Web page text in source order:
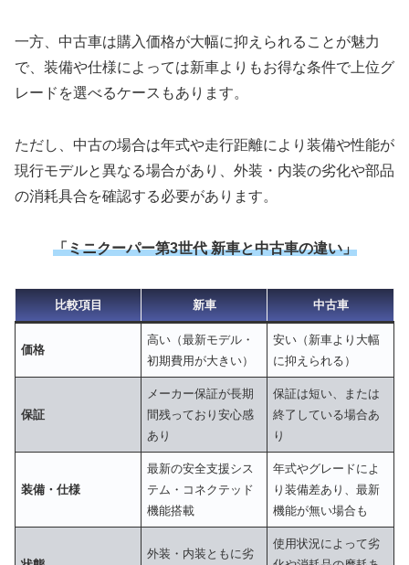
一方、中古車は購入価格が大幅に抑えられることが魅力
で、装備や仕様によっては新車よりもお得な条件で上位グ
レードを選べるケースもあります。
ただし、中古の場合は年式や走行距離により装備や性能が
現行モデルと異なる場合があり、外装・内装の劣化や部品
の消耗具合を確認する必要があります。
「ミニクーパー第3世代 新車と中古車の違い」
比較項目 新車 中古車
価格
高い（最新モデル・
初期費用が大きい）
安い（新車より大幅
に抑えられる）
保証
メーカー保証が長期
間残っており安心感
あり
保証は短い、または
終了している場合あ
り
装備・仕様
最新の安全支援シス
テム・コネクテッド
機能搭載
年式やグレードによ
り装備差あり、最新
機能が無い場合も
外装・内装ともに劣
使用状況によって劣